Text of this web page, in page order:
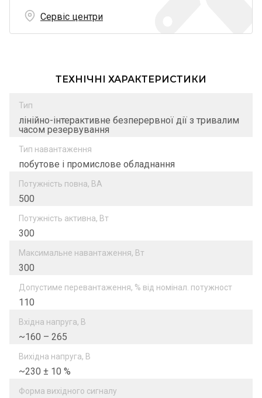
Сервіс центри
ТЕХНІЧНІ ХАРАКТЕРИСТИКИ
Тип
лінійно-інтерактивне безперервної дії з тривалим
часом резервування
Тип навантаження
побутове і промислове обладнання
Потужність повна, ВА
500
Потужність активна, Вт
300
Максимальне навантаження, Вт
300
Допустиме перевантаження, % від номінал. потужност
110
Вхідна напруга, В
~160 – 265
Вихідна напруга, В
~230 ± 10 %
Форма вихідного сигналу